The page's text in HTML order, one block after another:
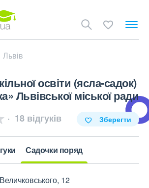
Львів
освіти (ясла-садок)
Львівської міської ради
18 відгуків Зберегти
Садочки поряд
12